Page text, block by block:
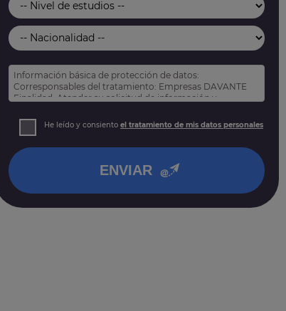
Información básica de protección de datos:
Corresponsables del tratamiento: Empresas DAVANTE
Finalidad: Atender su solicitud de información y
Derechos: Puede acceder, rectificar y suprimir sus
datos, así como otros derechos tal y como se explica
He leído y consiento el tratamiento de mis datos personales
ENVIAR